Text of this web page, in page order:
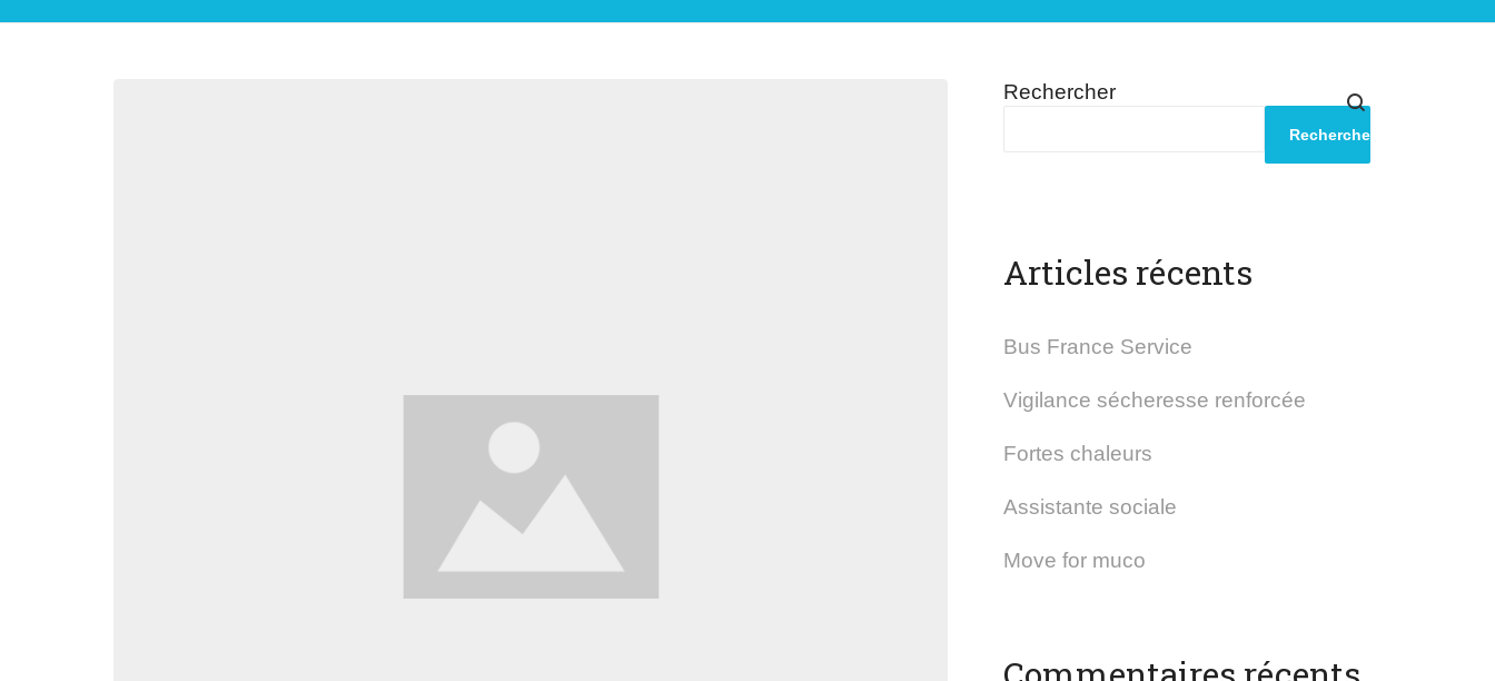
Rechercher
Rechercher
Articles récents
Bus France Service
Vigilance sécheresse renforcée
Fortes chaleurs
Assistante sociale
Move for muco